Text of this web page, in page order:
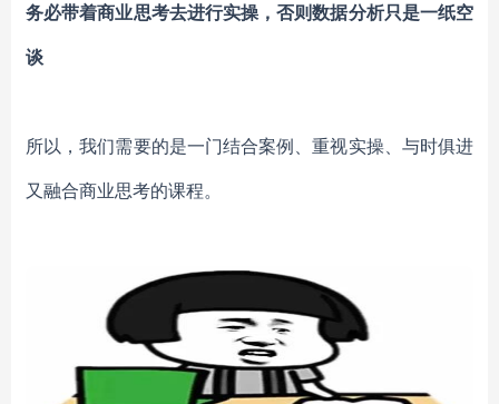
务必带着商业思考去进行实操，否则数据分析只是一纸空
谈
所以，我们需要的是一门结合案例、重视实操、与时俱进
又融合商业思考的课程。